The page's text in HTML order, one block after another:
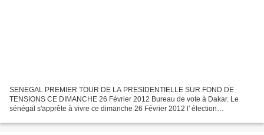
SENEGAL PREMIER TOUR DE LA PRESIDENTIELLE SUR FOND DE
TENSIONS CE DIMANCHE 26 Février 2012 Bureau de vote à Dakar. Le
sénégal s'apprête à vivre ce dimanche 26 Février 2012 l' élection